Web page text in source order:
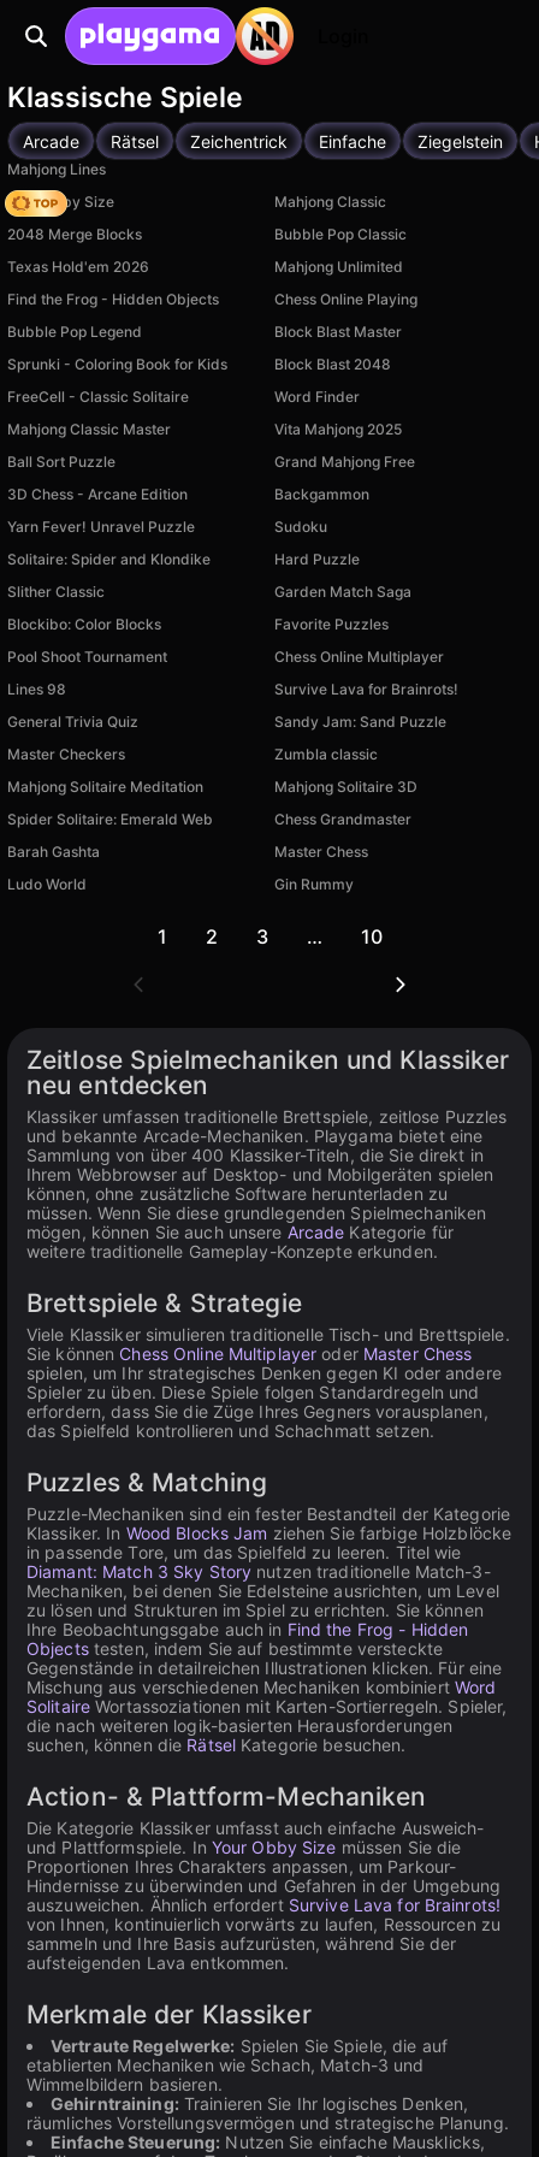
Klassische Spiele
Arcade Rätsel Zeichentrick Einfache Ziegelstein
Mahjong Lines
Your Obby Size
Mahjong Classic
2048 Merge Blocks
Bubble Pop Classic
Texas Hold'em 2026
Mahjong Unlimited
Find the Frog - Hidden Objects
Chess Online Playing
Bubble Pop Legend
Block Blast Master
Sprunki - Coloring Book for Kids
Block Blast 2048
FreeCell - Classic Solitaire
Word Finder
Mahjong Classic Master
Vita Mahjong 2025
Ball Sort Puzzle
Grand Mahjong Free
3D Chess - Arcane Edition
Backgammon
Yarn Fever! Unravel Puzzle
Sudoku
Solitaire: Spider and Klondike
Hard Puzzle
Slither Classic
Garden Match Saga
Blockibo: Color Blocks
Favorite Puzzles
Pool Shoot Tournament
Chess Online Multiplayer
Lines 98
Survive Lava for Brainrots!
General Trivia Quiz
Sandy Jam: Sand Puzzle
Master Checkers
Zumbla classic
Mahjong Solitaire Meditation
Mahjong Solitaire 3D
Spider Solitaire: Emerald Web
Chess Grandmaster
Barah Gashta
Master Chess
Ludo World
Gin Rummy
1 2 3 … 10
Zeitlose Spielmechaniken und Klassiker
neu entdecken
Klassiker umfassen traditionelle Brettspiele, zeitlose Puzzles
und bekannte Arcade-Mechaniken. Playgama bietet eine
Sammlung von über 400 Klassiker-Titeln, die Sie direkt in
Ihrem Webbrowser auf Desktop- und Mobilgeräten spielen
können, ohne zusätzliche Software herunterladen zu
müssen. Wenn Sie diese grundlegenden Spielmechaniken
mögen, können Sie auch unsere Arcade Kategorie für
weitere traditionelle Gameplay-Konzepte erkunden.
Brettspiele & Strategie
Viele Klassiker simulieren traditionelle Tisch- und Brettspiele.
Sie können Chess Online Multiplayer oder Master Chess
spielen, um Ihr strategisches Denken gegen KI oder andere
Spieler zu üben. Diese Spiele folgen Standardregeln und
erfordern, dass Sie die Züge Ihres Gegners vorausplanen,
das Spielfeld kontrollieren und Schachmatt setzen.
Puzzles & Matching
Puzzle-Mechaniken sind ein fester Bestandteil der Kategorie
Klassiker. In Wood Blocks Jam ziehen Sie farbige Holzblöcke
in passende Tore, um das Spielfeld zu leeren. Titel wie
Diamant: Match 3 Sky Story nutzen traditionelle Match-3-
Mechaniken, bei denen Sie Edelsteine ausrichten, um Level
zu lösen und Strukturen im Spiel zu errichten. Sie können
Ihre Beobachtungsgabe auch in Find the Frog - Hidden
Objectstesten, indem Sie auf bestimmte versteckte
Gegenstände in detailreichen Illustrationen klicken. Für eine
Mischung aus verschiedenen Mechaniken kombiniert Word
Solitaire Wortassoziationen mit Karten-Sortierregeln. Spieler,
die nach weiteren logik-basierten Herausforderungen
suchen, können die Rätsel Kategorie besuchen.
Action- & Plattform-Mechaniken
Die Kategorie Klassiker umfasst auch einfache Ausweich-
und Plattformspiele. In Your Obby Size müssen Sie die
Proportionen Ihres Charakters anpassen, um Parkour-
Hindernisse zu überwinden und Gefahren in der Umgebung
auszuweichen. Ähnlich erfordert Survive Lava for Brainrots!
von Ihnen, kontinuierlich vorwärts zu laufen, Ressourcen zu
sammeln und Ihre Basis aufzurüsten, während Sie der
aufsteigenden Lava entkommen.
Merkmale der Klassiker
Vertraute Regelwerke: Spielen Sie Spiele, die auf
etablierten Mechaniken wie Schach, Match-3 und
Wimmelbildern basieren.
Gehirntraining: Trainieren Sie Ihr logisches Denken,
räumliches Vorstellungsvermögen und strategische Planung.
Einfache Steuerung: Nutzen Sie einfache Mausklicks,